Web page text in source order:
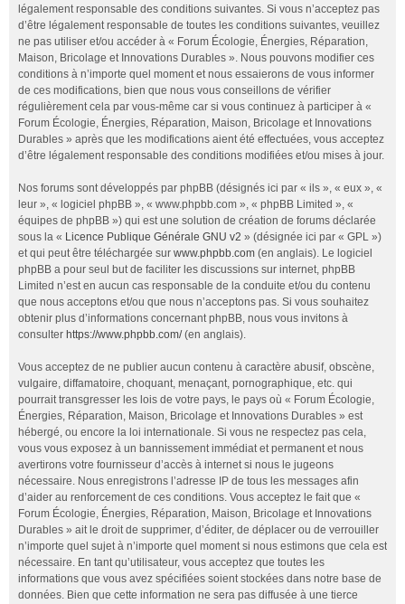
légalement responsable des conditions suivantes. Si vous n’acceptez pas
d’être légalement responsable de toutes les conditions suivantes, veuillez
ne pas utiliser et/ou accéder à « Forum Écologie, Énergies, Réparation,
Maison, Bricolage et Innovations Durables ». Nous pouvons modifier ces
conditions à n’importe quel moment et nous essaierons de vous informer
de ces modifications, bien que nous vous conseillons de vérifier
régulièrement cela par vous-même car si vous continuez à participer à «
Forum Écologie, Énergies, Réparation, Maison, Bricolage et Innovations
Durables » après que les modifications aient été effectuées, vous acceptez
d’être légalement responsable des conditions modifiées et/ou mises à jour.
Nos forums sont développés par phpBB (désignés ici par « ils », « eux », «
leur », « logiciel phpBB », « www.phpbb.com », « phpBB Limited », «
équipes de phpBB ») qui est une solution de création de forums déclarée
sous la « Licence Publique Générale GNU v2 » (désignée ici par « GPL »)
et qui peut être téléchargée sur www.phpbb.com (en anglais). Le logiciel
phpBB a pour seul but de faciliter les discussions sur internet, phpBB
Limited n’est en aucun cas responsable de la conduite et/ou du contenu
que nous acceptons et/ou que nous n’acceptons pas. Si vous souhaitez
obtenir plus d’informations concernant phpBB, nous vous invitons à
consulter https://www.phpbb.com/(en anglais).
Vous acceptez de ne publier aucun contenu à caractère abusif, obscène,
vulgaire, diffamatoire, choquant, menaçant, pornographique, etc. qui
pourrait transgresser les lois de votre pays, le pays où « Forum Écologie,
Énergies, Réparation, Maison, Bricolage et Innovations Durables » est
hébergé, ou encore la loi internationale. Si vous ne respectez pas cela,
vous vous exposez à un bannissement immédiat et permanent et nous
avertirons votre fournisseur d’accès à internet si nous le jugeons
nécessaire. Nous enregistrons l’adresse IP de tous les messages afin
d’aider au renforcement de ces conditions. Vous acceptez le fait que «
Forum Écologie, Énergies, Réparation, Maison, Bricolage et Innovations
Durables » ait le droit de supprimer, d’éditer, de déplacer ou de verrouiller
n’importe quel sujet à n’importe quel moment si nous estimons que cela est
nécessaire. En tant qu’utilisateur, vous acceptez que toutes les
informations que vous avez spécifiées soient stockées dans notre base de
données. Bien que cette information ne sera pas diffusée à une tierce